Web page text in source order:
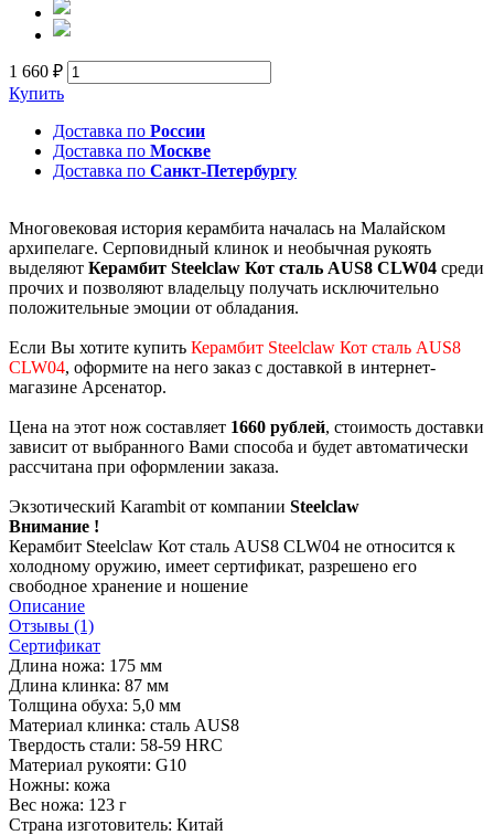
1 660 ₽
Купить
Доставка по России
Доставка по Москве
Доставка по Санкт-Петербургу
Многовековая история керамбита началась на Малайском
архипелаге. Серповидный клинок и необычная рукоять
выделяют Керамбит Steelclaw Кот сталь AUS8 CLW04 среди
прочих и позволяют владельцу получать исключительно
положительные эмоции от обладания.
Если Вы хотите купить Керамбит Steelclaw Кот сталь AUS8
CLW04, оформите на него заказ с доставкой в интернет-
магазине Арсенатор.
Цена на этот нож составляет 1660 рублей, стоимость доставки
зависит от выбранного Вами способа и будет автоматически
рассчитана при оформлении заказа.
Экзотический Karambit от компании Steelclaw
Внимание !
Керамбит Steelclaw Кот сталь AUS8 CLW04 не относится к
холодному оружию, имеет сертификат, разрешено его
свободное хранение и ношение
Описание
Отзывы (1)
Сертификат
Длина ножа: 175 мм
Длина клинка: 87 мм
Толщина обуха: 5,0 мм
Материал клинка: сталь AUS8
Твердость стали: 58-59 HRC
Материал рукояти: G10
Ножны: кожа
Вес ножа: 123 г
Страна изготовитель: Китай